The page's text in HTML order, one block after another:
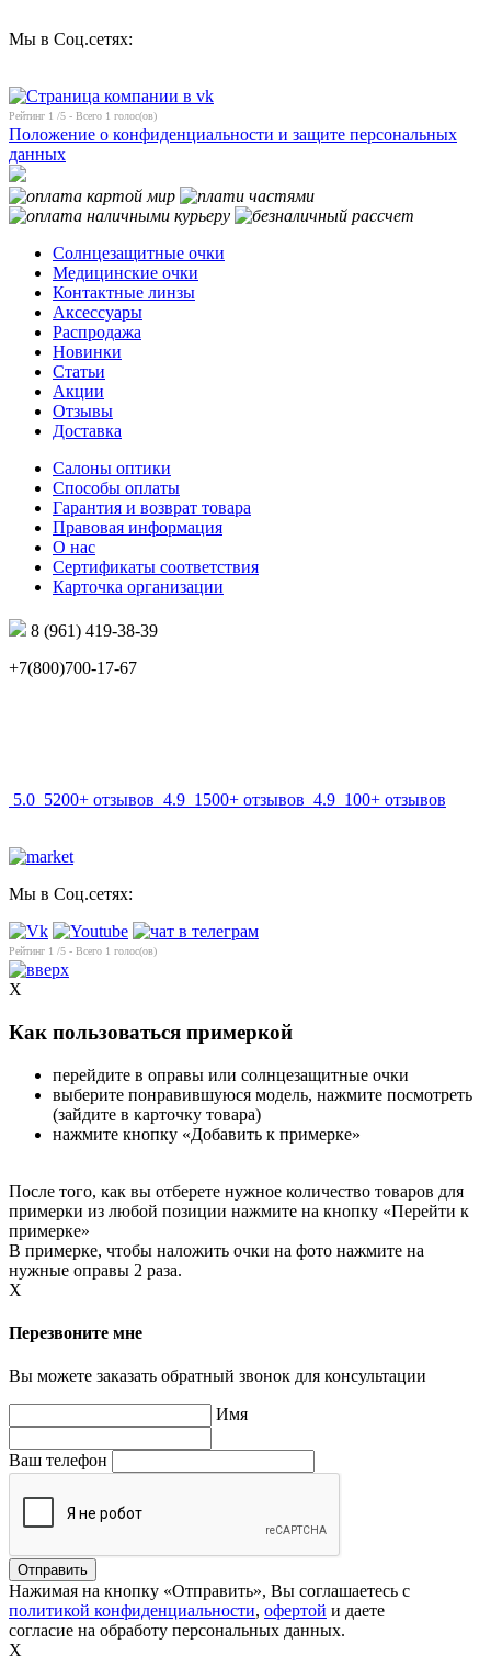
Мы в Соц.сетях:
Рейтинг 1 /5 - Всего 1 голос(ов)
Положение о конфиденциальности и защите персональных
данных
Солнцезащитные очки
Медицинские очки
Контактные линзы
Аксессуары
Распродажа
Новинки
Статьи
Акции
Отзывы
Доставка
Салоны оптики
Способы оплаты
Гарантия и возврат товара
Правовая информация
О нас
Сертификаты соответствия
Карточка организации
8 (961) 419-38-39
+7(800)700-17-67
5.0 5200+ отзывов 4.9 1500+ отзывов 4.9 100+ отзывов
Мы в Соц.сетях:
Рейтинг 1 /5 - Всего 1 голос(ов)
X
Как пользоваться примеркой
перейдите в оправы или солнцезащитные очки
выберите понравившуюся модель, нажмите посмотреть
(зайдите в карточку товара)
нажмите кнопку «Добавить к примерке»
После того, как вы отберете нужное количество товаров для
примерки из любой позиции нажмите на кнопку «Перейти к
примерке»
В примерке, чтобы наложить очки на фото нажмите на
нужные оправы 2 раза.
X
Перезвоните мне
Вы можете заказать обратный звонок для консультации
Имя
Ваш телефон
Нажимая на кнопку «Отправить», Вы соглашаетесь с
политикой конфиденциальности, офертой и даете
согласие на обработу персональных данных.
X